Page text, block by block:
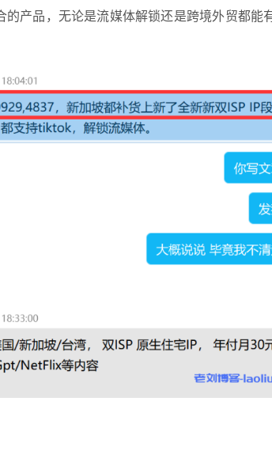
产品，无论是流媒体解锁还是跨境外贸都能